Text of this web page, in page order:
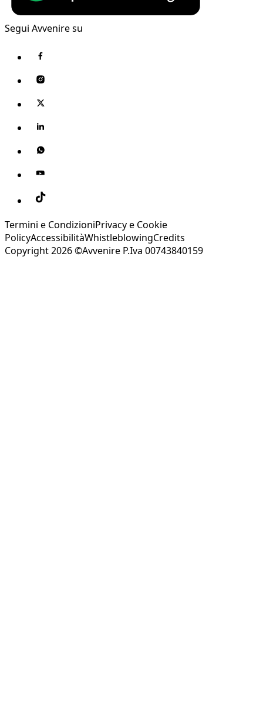
Segui Avvenire su
Termini e CondizioniPrivacy e Cookie
PolicyAccessibilitàWhistleblowingCredits
Copyright 2026 ©Avvenire P.Iva 00743840159